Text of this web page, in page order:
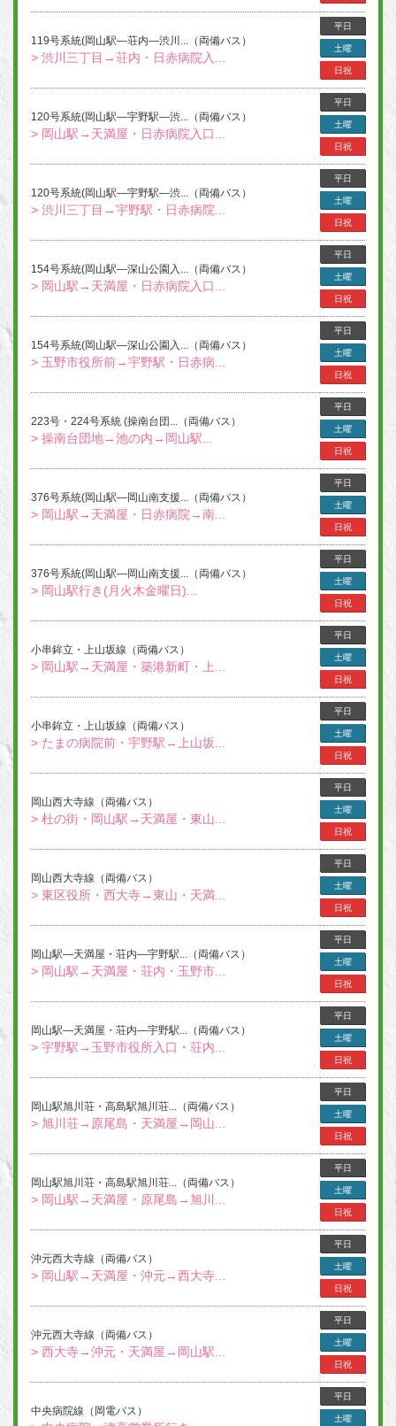
119号系統(岡山駅―荘内―渋川...（両備バス）
> 渋川三丁目→荘内・日赤病院入...
平日
土曜
日祝
120号系統(岡山駅―宇野駅―渋...（両備バス）
> 岡山駅→天満屋・日赤病院入口...
平日
土曜
日祝
120号系統(岡山駅―宇野駅―渋...（両備バス）
> 渋川三丁目→宇野駅・日赤病院...
平日
土曜
日祝
154号系統(岡山駅―深山公園入...（両備バス）
> 岡山駅→天満屋・日赤病院入口...
平日
土曜
日祝
154号系統(岡山駅―深山公園入...（両備バス）
> 玉野市役所前→宇野駅・日赤病...
平日
土曜
日祝
223号・224号系統 (操南台団...（両備バス）
> 操南台団地→池の内→岡山駅...
平日
土曜
日祝
376号系統(岡山駅―岡山南支援...（両備バス）
> 岡山駅→天満屋・日赤病院→南...
平日
土曜
日祝
376号系統(岡山駅―岡山南支援...（両備バス）
> 岡山駅行き(月火木金曜日)...
平日
土曜
日祝
小串鉾立・上山坂線（両備バス）
> 岡山駅→天満屋・築港新町・上...
平日
土曜
日祝
小串鉾立・上山坂線（両備バス）
> たまの病院前・宇野駅→上山坂...
平日
土曜
日祝
岡山西大寺線（両備バス）
> 杜の街・岡山駅→天満屋・東山...
平日
土曜
日祝
岡山西大寺線（両備バス）
> 東区役所・西大寺→東山・天満...
平日
土曜
日祝
岡山駅―天満屋・荘内―宇野駅...（両備バス）
> 岡山駅→天満屋・荘内・玉野市...
平日
土曜
日祝
岡山駅―天満屋・荘内―宇野駅...（両備バス）
> 宇野駅→玉野市役所入口・荘内...
平日
土曜
日祝
岡山駅旭川荘・高島駅旭川荘...（両備バス）
> 旭川荘→原尾島・天満屋→岡山...
平日
土曜
日祝
岡山駅旭川荘・高島駅旭川荘...（両備バス）
> 岡山駅→天満屋・原尾島→旭川...
平日
土曜
日祝
沖元西大寺線（両備バス）
> 岡山駅→天満屋・沖元→西大寺...
平日
土曜
日祝
沖元西大寺線（両備バス）
> 西大寺→沖元・天満屋→岡山駅...
平日
土曜
日祝
中央病院線（岡電バス）
平日
土曜